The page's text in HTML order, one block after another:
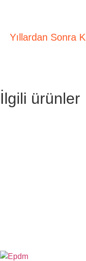
Yıllardan Sonra
İlgili ürünler